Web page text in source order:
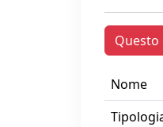
Questo
Nome